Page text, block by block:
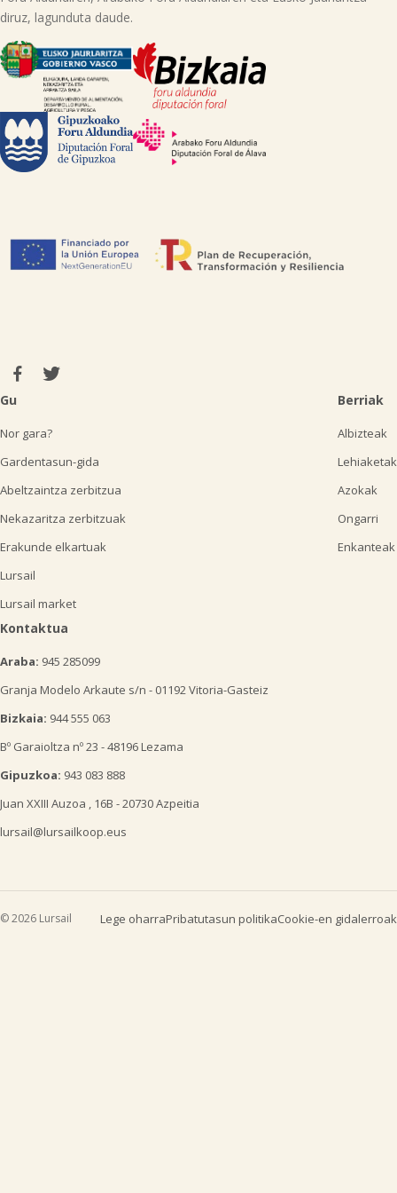
diruz, lagunduta daude.
Gu
Nor gara?
Gardentasun-gida
Abeltzaintza zerbitzua
Nekazaritza zerbitzuak
Erakunde elkartuak
Lursail
Lursail market
Berriak
Albizteak
Lehiaketak
Azokak
Ongarri
Enkanteak
Kontaktua
Araba: 945 285099
Granja Modelo Arkaute s/n - 01192 Vitoria-Gasteiz
Bizkaia: 944 555 063
Bº Garaioltza nº 23 - 48196 Lezama
Gipuzkoa: 943 083 888
Juan XXIII Auzoa , 16B - 20730 Azpeitia
lursail@lursailkoop.eus
© 2026 Lursail Lege oharraPribatutasun politikaCookie-en gidalerroak